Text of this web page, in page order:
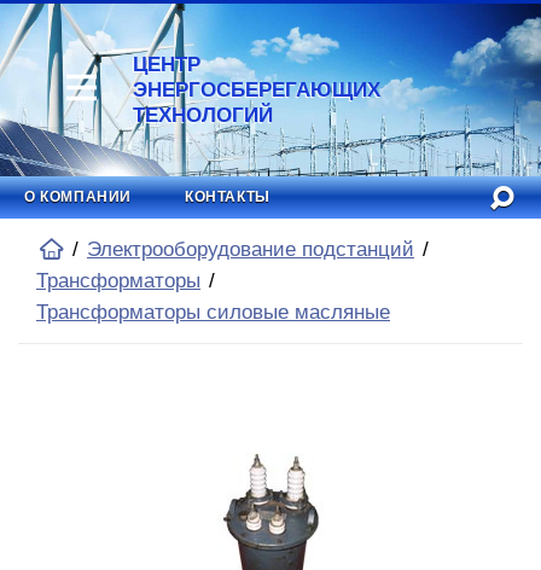
ЦЕНТР
ЭНЕРГОСБЕРЕГАЮЩИХ
ТЕХНОЛОГИЙ
О КОМПАНИИ КОНТАКТЫ
Электрооборудование подстанций
Трансформаторы
Трансформаторы силовые масляные